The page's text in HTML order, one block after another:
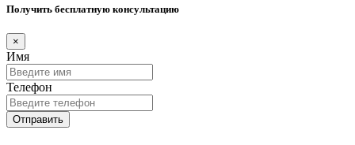
Получить бесплатную консультацию
×
Имя
Телефон
Отправить